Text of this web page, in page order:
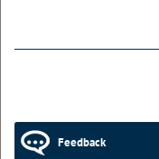
Feedback